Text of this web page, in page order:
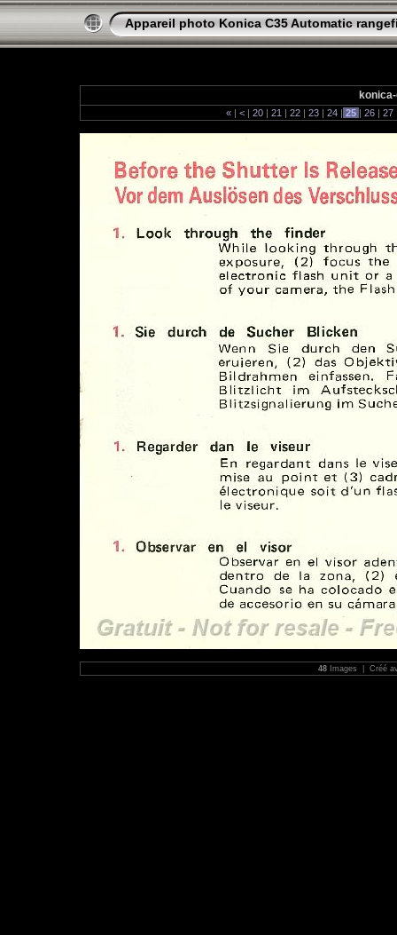
Appareil photo Konica C35 Automatic
« | < | 20 | 21 | 22 | 23 | 24 | 25 | 26 | 27
48 Images | Créé